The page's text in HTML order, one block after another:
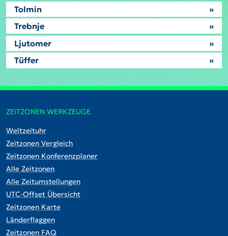
Tolmin
»
Trebnje
»
Ljutomer
»
Tüffer
»
ZEITZONEN WERKZEUGE
Weltzeituhr
Zeitzonen Vergleich
Zeitzonen Konferenzplaner
Alle Zeitzonen
Alle Zeitumstellungen
UTC-Offset Übersicht
Zeitzonen Karte
Länderflaggen
Zeitzonen FAQ